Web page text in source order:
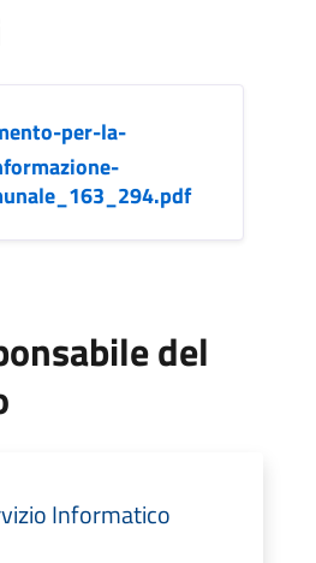
per-la-
del
Informatico